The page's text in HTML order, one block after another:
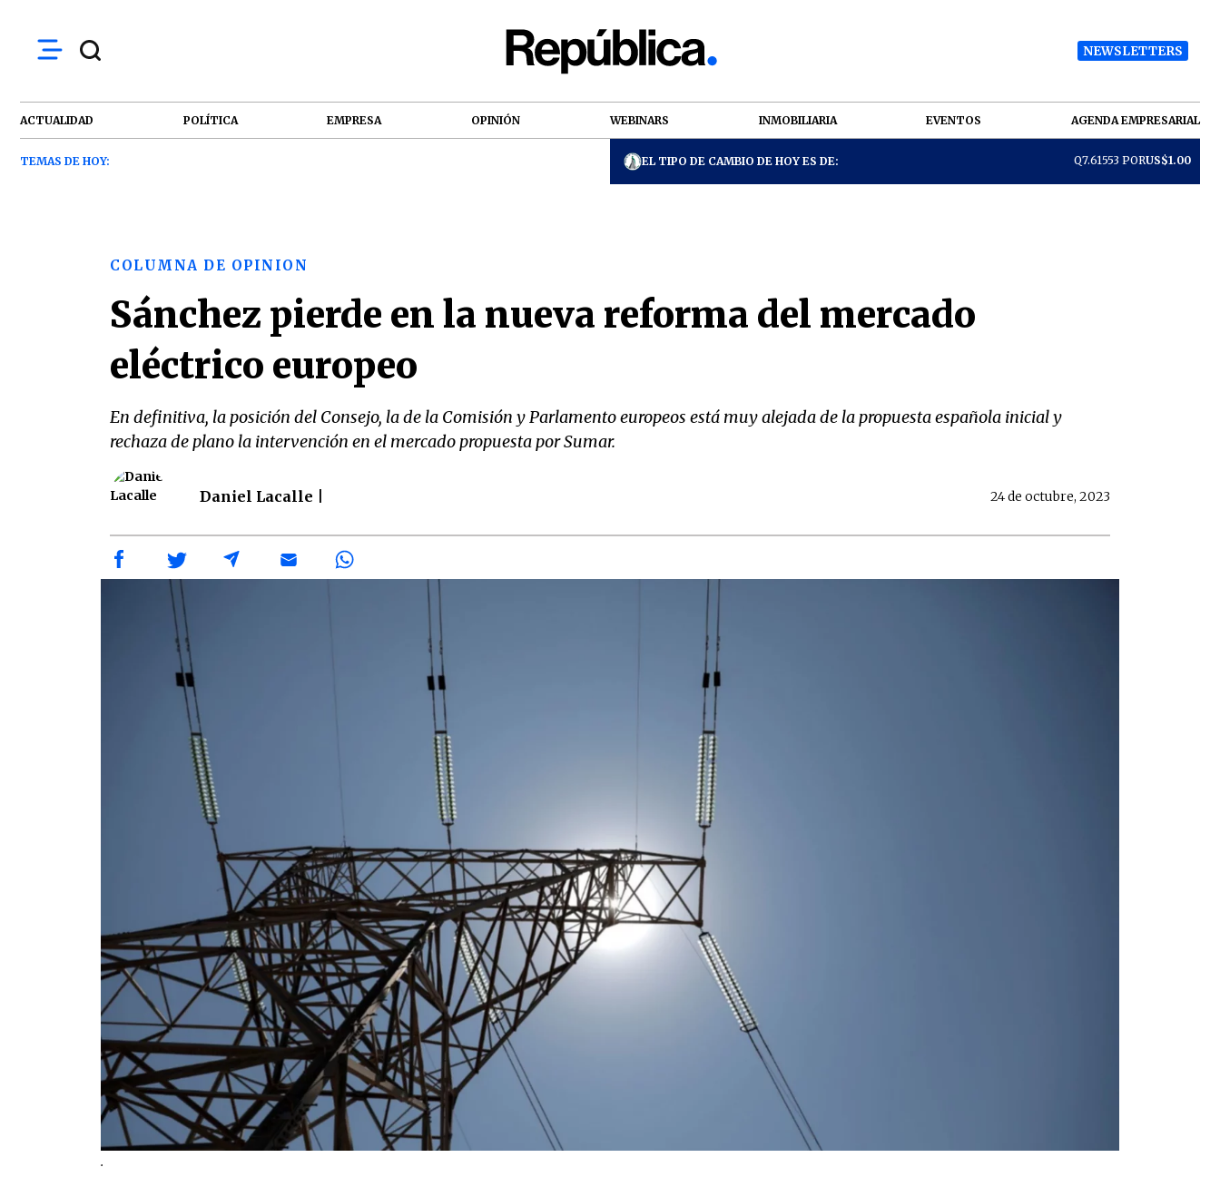
NEWSLETTERS
ACTUALIDAD POLÍTICA EMPRESA OPINIÓN WEBINARS INMOBILIARIA EVENTOS AGENDA EMPRESARIAL
TEMAS DE HOY: EL TIPO DE CAMBIO DE HOY ES DE: Q7.61553 PORUS$1.00
COLUMNA DE OPINION
Sánchez pierde en la nueva reforma del mercado
eléctrico europeo
En definitiva, la posición del Consejo, la de la Comisión y Parlamento europeos está muy alejada de la propuesta española inicial y
rechaza de plano la intervención en el mercado propuesta por Sumar.
Daniel Lacalle | 24 de octubre, 2023
.